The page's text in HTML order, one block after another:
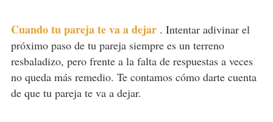
Cuando tu pareja te va a dejar . Intentar adivinar el
próximo paso de tu pareja siempre es un terreno
resbaladizo, pero frente a la falta de respuestas a veces
no queda más remedio. Te contamos cómo darte cuenta
de que tu pareja te va a dejar.